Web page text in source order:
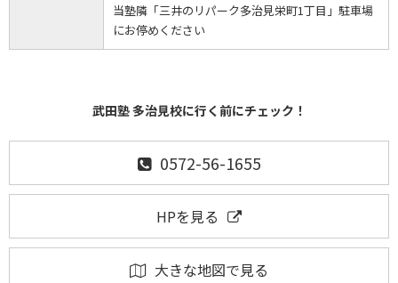
当塾隣「三井のリパーク多治見栄町1丁目」駐車場
にお停めください
武田塾 多治見校に行く前にチェック！
0572-56-1655
HPを見る
大きな地図で見る